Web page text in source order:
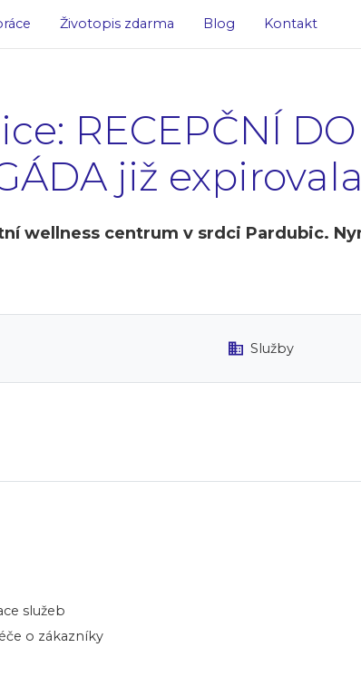
Životopis zdarma Blog Kontakt
RECEPČNÍ
již expirovala
wellness centrum v srdci Pardubic.
Služby
služeb
o zákazníky